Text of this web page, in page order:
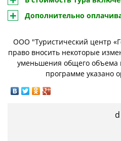
Дополнительно
ООО "Туристический центр
право вносить некоторые
уменьшения общего объема
программе указано